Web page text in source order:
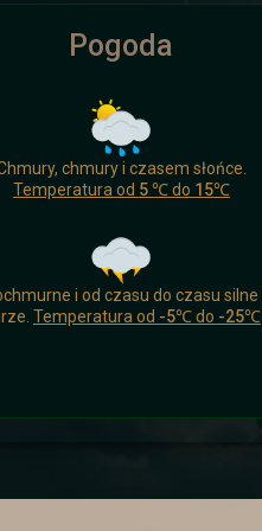
czasu nacieszyć się czymś
drogowcy zaskoczeni.
i wysłać ich aby wsparli
Pogoda
chmury i czasem słońce.
Temperatura od 5 ℃do 15℃
i od czasu do czasu silne
Temperatura od -5℃do -25℃